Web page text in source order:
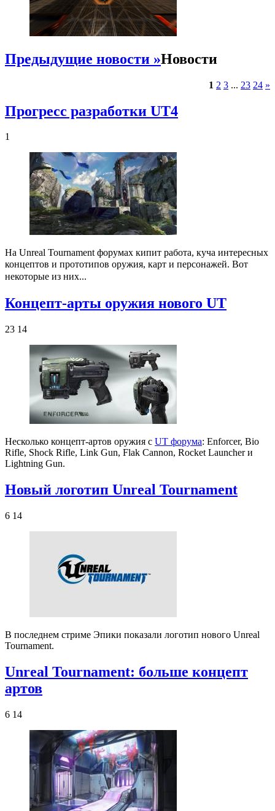
Предыдущие новости »Новости
1 2 3 ... 23 24 »
Прогресс разработки UT4
1
На Unreal Tournament форумах кипит работа, куча интересных
концептов и прототипов оружия, карт и персонажей. Вот
некоторые из них...
Концепт-арты оружия нового UT
23 14
Несколько концепт-артов оружия с UT форума: Enforcer, Bio
Rifle, Shock Rifle, Link Gun, Flak Cannon, Rocket Launcher и
Lightning Gun.
Новый логотип Unreal Tournament
6 14
В последнем стриме Эпики показали логотип нового Unreal
Tournament.
Unreal Tournament: больше концепт
артов
6 14